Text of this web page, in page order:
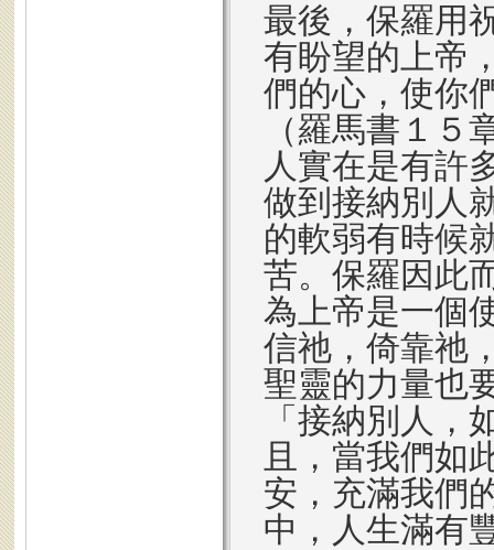
最後，保羅用
有盼望的上帝
們的心，使你
（羅馬書１５
人實在是有許
做到接納別人
的軟弱有時候
苦。保羅因此
為上帝是一個
信祂，倚靠祂
聖靈的力量也
「接納別人，
且，當我們如
安，充滿我們
中，人生滿有